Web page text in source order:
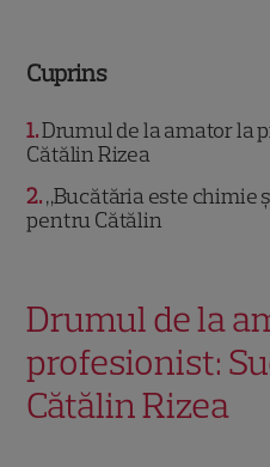
Cuprins
1 Drumul de la amator la
Cătălin Rizea
2 „Bucătăria este chimie
pentru Cătălin
Drumul de la
profesionist:
Cătălin Rizea